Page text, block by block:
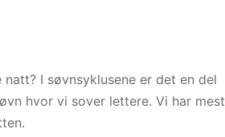
I søvnsyklusene er det en del
hvor vi sover lettere. Vi har mest